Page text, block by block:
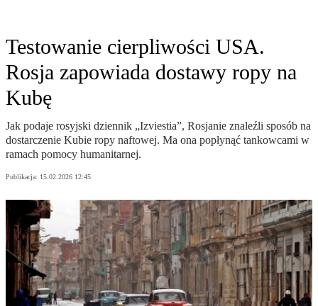
Testowanie cierpliwości USA.
Rosja zapowiada dostawy ropy na
Kubę
Jak podaje rosyjski dziennik „Izviestia”, Rosjanie znaleźli sposób na
dostarczenie Kubie ropy naftowej. Ma ona popłynąć tankowcami w
ramach pomocy humanitarnej.
Publikacja: 15.02.2026 12:45